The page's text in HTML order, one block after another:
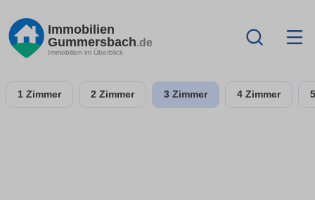
Immobilien
Gummersbach.de
Immobilien im Überblick
1 Zimmer 2 Zimmer 3 Zimmer 4 Zimmer